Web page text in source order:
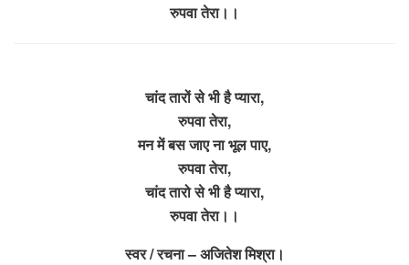
रुपवा तेरा।।
चांद तारों से भी है प्यारा,
रुपवा तेरा,
मन में बस जाए ना भूल पाए,
रुपवा तेरा,
चांद तारो से भी है प्यारा,
रुपवा तेरा।।
स्वर / रचना – अजितेश मिश्रा।